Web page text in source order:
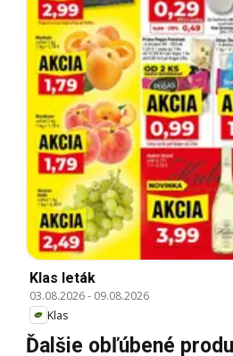
Klas leták
03.08.2026- 09.08.2026
Klas
Ďalšie obľúbené